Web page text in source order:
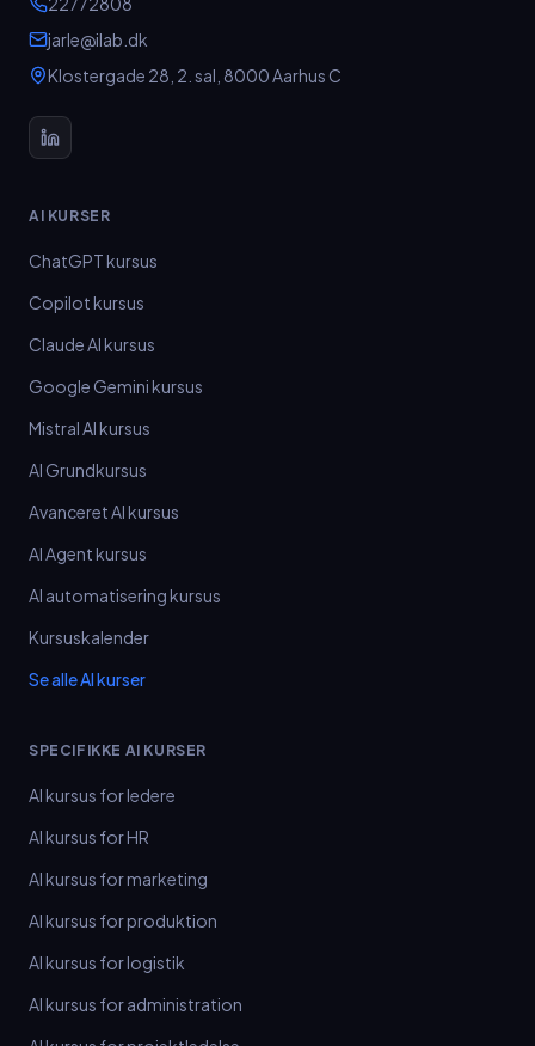
jarle@ilab.dk
Klostergade 28, 2. sal 8000Aarhus C
AI KURSER
ChatGPT kursus
Copilot kursus
Claude AI kursus
Google Gemini kursus
Mistral AI kursus
AI Grundkursus
Avanceret AI kursus
AI Agent kursus
AI automatisering kursus
Kursuskalender
Se alle AI kurser
SPECIFIKKE AI KURSER
AI kursus for ledere
AI kursus for HR
AI kursus for marketing
AI kursus for produktion
AI kursus for logistik
AI kursus for administration